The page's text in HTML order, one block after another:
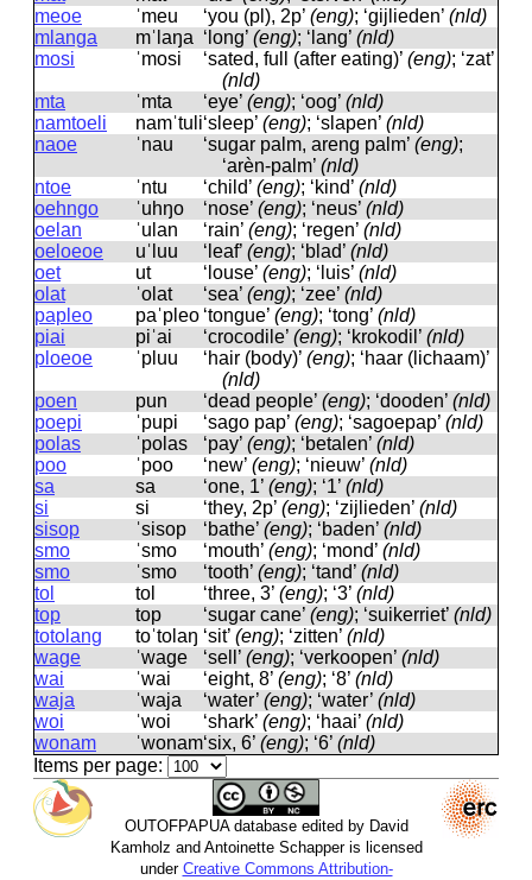
meoe
ˈmeu ‘you (pl), 2p’ (eng); ‘gijlieden’ (nld)
mlanga
mˈlaŋa ‘long’ (eng); ‘lang’ (nld)
mosi
ˈmosi ‘sated, full (after eating)’ (eng); ‘zat’
(nld)
mta
ˈmta ‘eye’ (eng); ‘oog’ (nld)
namtoeli
namˈtuli‘sleep’ (eng); ‘slapen’ (nld)
naoe
ˈnau ‘sugar palm, areng palm’ (eng);
‘arèn-palm’ (nld)
ntoe
ˈntu ‘child’ (eng); ‘kind’ (nld)
oehngo
ˈuhŋo ‘nose’ (eng); ‘neus’ (nld)
oelan
ˈulan ‘rain’ (eng); ‘regen’ (nld)
oeloeoe
uˈluu ‘leaf’ (eng); ‘blad’ (nld)
oet
ut ‘louse’ (eng); ‘luis’ (nld)
olat
ˈolat ‘sea’ (eng); ‘zee’ (nld)
papleo
paˈpleo ‘tongue’ (eng); ‘tong’ (nld)
piai
piˈai ‘crocodile’ (eng); ‘krokodil’ (nld)
ploeoe
ˈpluu ‘hair (body)’ (eng); ‘haar (lichaam)’
(nld)
poen
pun ‘dead people’ (eng); ‘dooden’ (nld)
poepi
ˈpupi ‘sago pap’ (eng); ‘sagoepap’ (nld)
polas
ˈpolas ‘pay’ (eng); ‘betalen’ (nld)
poo
ˈpoo ‘new’ (eng); ‘nieuw’ (nld)
sa
sa ‘one, 1’ (eng); ‘1’ (nld)
si
si ‘they, 2p’ (eng); ‘zijlieden’ (nld)
sisop
ˈsisop ‘bathe’ (eng); ‘baden’ (nld)
smo
ˈsmo ‘mouth’ (eng); ‘mond’ (nld)
smo
ˈsmo ‘tooth’ (eng); ‘tand’ (nld)
tol
tol ‘three, 3’ (eng); ‘3’ (nld)
top
top ‘sugar cane’ (eng); ‘suikerriet’ (nld)
totolang
toˈtolaŋ ‘sit’ (eng); ‘zitten’ (nld)
wage
ˈwaɡe ‘sell’ (eng); ‘verkoopen’ (nld)
wai
ˈwai ‘eight, 8’ (eng); ‘8’ (nld)
waja
ˈwaja ‘water’ (eng); ‘water’ (nld)
woi
ˈwoi ‘shark’ (eng); ‘haai’ (nld)
wonam
ˈwonam‘six, 6’ (eng); ‘6’ (nld)
Items per page:
OUTOFPAPUA database edited by David
Kamholz and Antoinette Schapper is licensed
under Creative Commons Attribution-